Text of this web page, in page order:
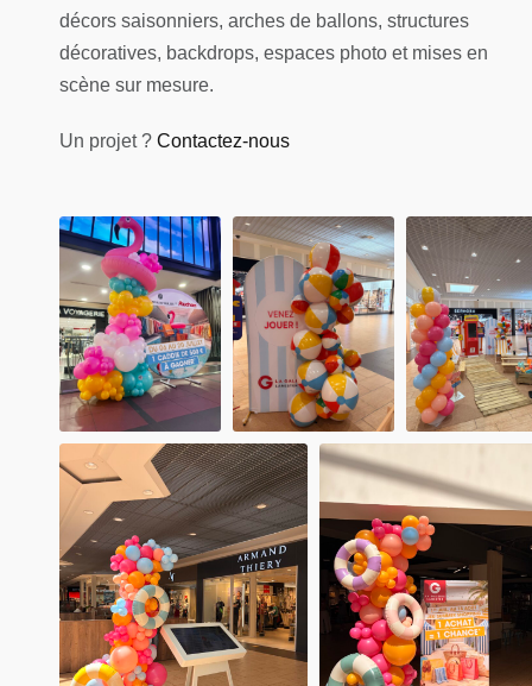
décors saisonniers, arches de ballons, structures
décoratives, backdrops, espaces photo et mises en
scène sur mesure.
Un projet ? Contactez-nous